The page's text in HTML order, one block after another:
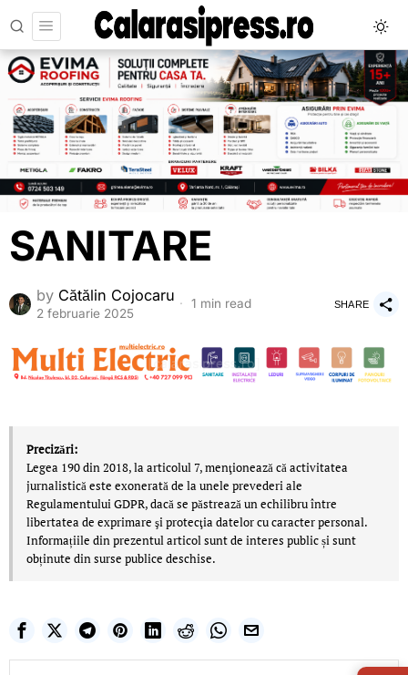
SANITARE
by Cătălin Cojocaru
2 februarie 2025
1 min read SHARE
Precizări:
Legea 190 din 2018, la articolul 7, menţionează că activitatea
jurnalistică este exonerată de la unele prevederi ale
Regulamentului GDPR, dacă se păstrează un echilibru între
libertatea de exprimare şi protecţia datelor cu caracter personal.
Informațiile din prezentul articol sunt de interes public și sunt
obținute din surse publice deschise.